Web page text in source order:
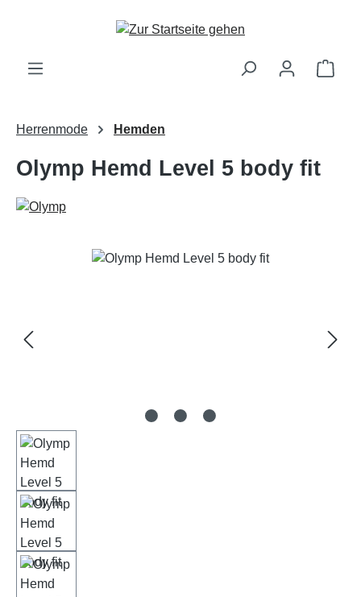
Zum Hauptinhalt springen
Herrenmode Hemden
Olymp Hemd Level 5 body fit
Bildergalerie überspringen